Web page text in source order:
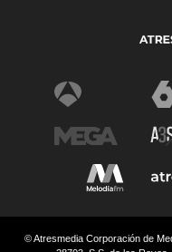
© Atresmedia Corporación de